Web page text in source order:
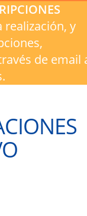
realización, y
de email